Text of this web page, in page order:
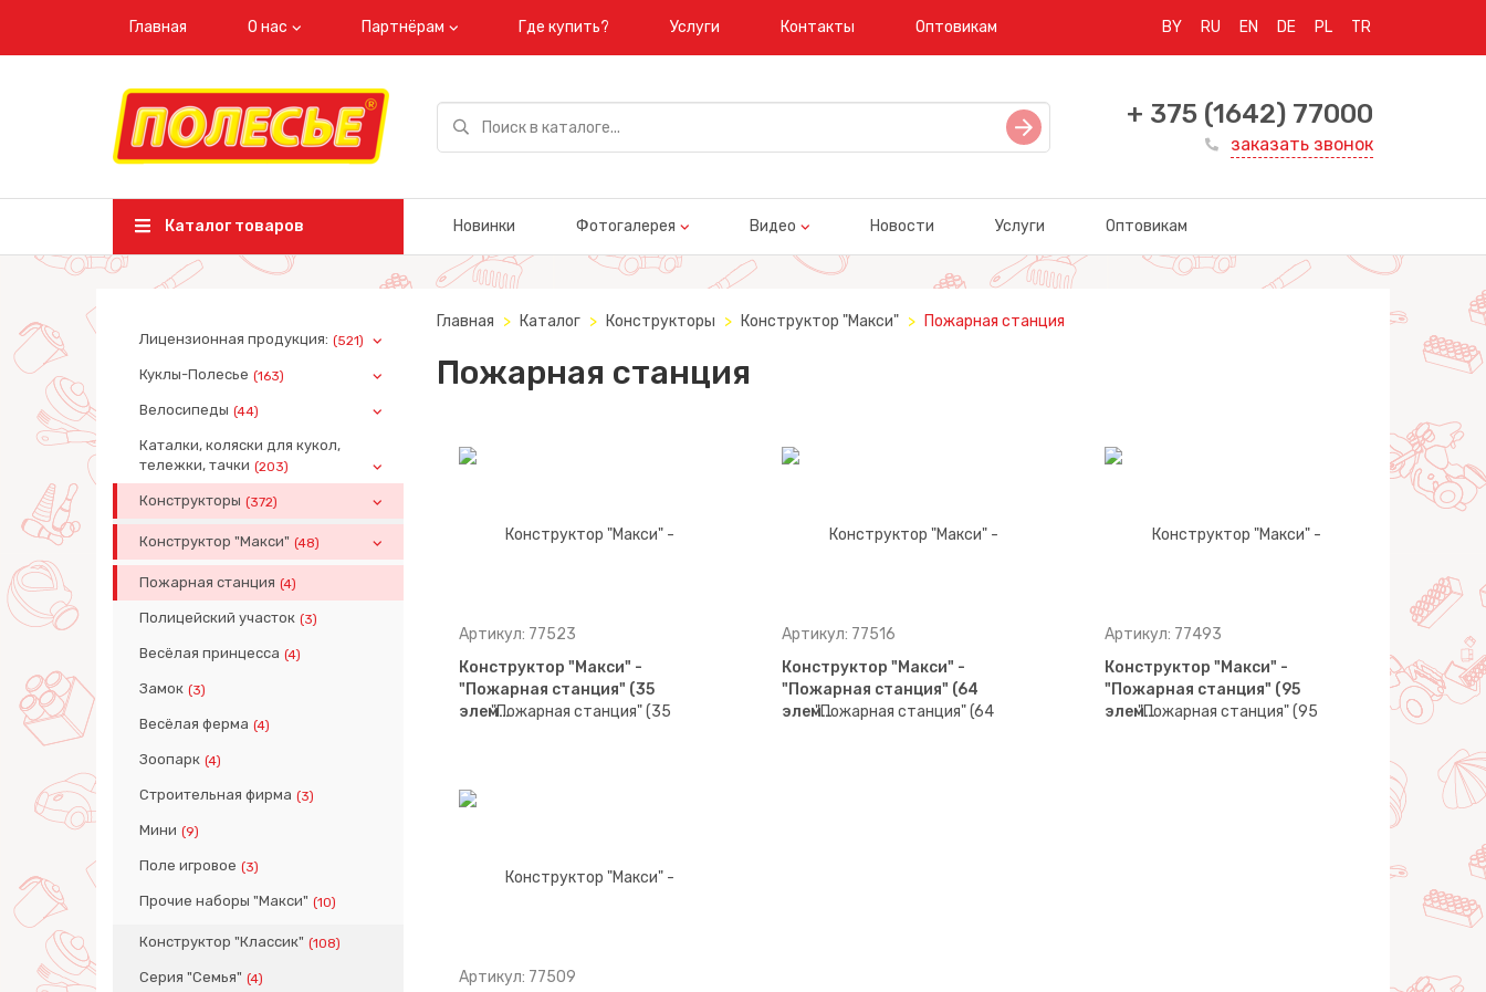
Главная О нас Партнёрам Где купить? Услуги Контакты Оптовикам BY RU EN DE PL TR
+ 375 (1642) 77000
заказать звонок
Каталог товаров Новинки Фотогалерея Видео Новости Услуги Оптовикам
Лицензионная продукция: (521)
Куклы-Полесье (163)
Велосипеды (44)
Каталки, коляски для кукол,
тележки, тачки (203)
Конструкторы (372)
Конструктор "Макси" (48)
Пожарная станция (4)
Полицейский участок (3)
Весёлая принцесса (4)
Замок (3)
Весёлая ферма (4)
Зоопарк (4)
Строительная фирма (3)
Мини (9)
Поле игровое (3)
Прочие наборы "Макси" (10)
Конструктор "Классик" (108)
Серия "Семья" (4)
Главная Каталог Конструкторы Конструктор "Макси" Пожарная станция
Пожарная станция
Артикул: 77523
Конструктор "Макси" -
"Пожарная станция" (35
элем…
Артикул: 77516
Конструктор "Макси" -
"Пожарная станция" (64
элем…
Артикул: 77493
Конструктор "Макси" -
"Пожарная станция" (95
элем…
Артикул: 77509